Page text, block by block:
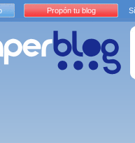
Propón tu blog